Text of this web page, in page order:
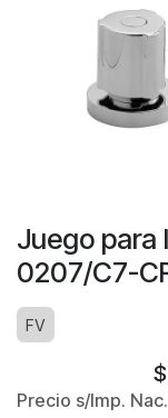
Juego para
0207/C7-
FV
$
Precio s/Imp.